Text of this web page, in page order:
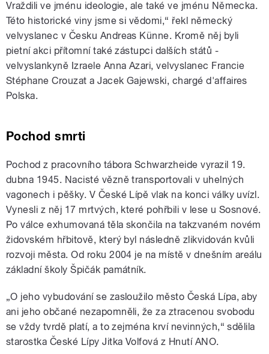
Vraždili ve jménu ideologie, ale také ve jménu Německa.
Této historické viny jsme si vědomi,“ řekl německý
velvyslanec v Česku Andreas Künne. Kromě něj byli
pietní akci přítomní také zástupci dalších států -
velvyslankyně Izraele Anna Azari, velvyslanec Francie
Stéphane Crouzat a Jacek Gajewski, chargé d'affaires
Polska.
Pochod smrti
Pochod z pracovního tábora Schwarzheide vyrazil 19.
dubna 1945. Nacisté vězně transportovali v uhelných
vagonech i pěšky. V České Lípě vlak na konci války uvízl.
Vynesli z něj 17 mrtvých, které pohřbili v lese u Sosnové.
Po válce exhumovaná těla skončila na takzvaném novém
židovském hřbitově, který byl následně zlikvidován kvůli
rozvoji města. Od roku 2004 je na místě v dnešním areálu
základní školy Špičák památník.
„O jeho vybudování se zasloužilo město Česká Lípa, aby
ani jeho občané nezapomněli, že za ztracenou svobodu
se vždy tvrdě platí, a to zejména krví nevinných,“ sdělila
starostka České Lípy Jitka Volfová z Hnutí ANO.